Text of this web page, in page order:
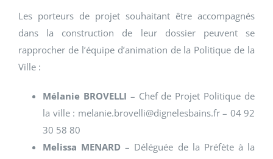
Les porteurs de projet souhaitant être accompagnés
dans la construction de leur dossier peuvent se
rapprocher de l’équipe d’animation de la Politique de la
Ville :
Mélanie BROVELLI – Chef de Projet Politique de
la ville : melanie.brovelli@dignelesbains.fr – 04 92
30 58 80
Melissa MENARD– Déléguée de la Préfète à la